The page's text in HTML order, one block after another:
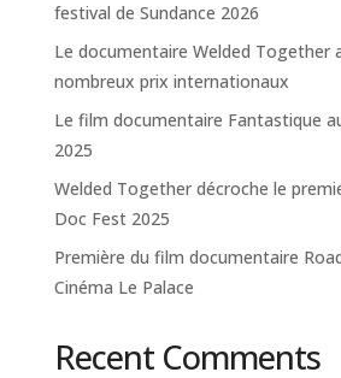
festival de Sundance 2026
Le documentaire Welded Together
nombreux prix internationaux
Le film documentaire Fantastique
2025
Welded Together décroche le
Doc Fest 2025
Première du film documentaire
Cinéma Le Palace
Recent Comments